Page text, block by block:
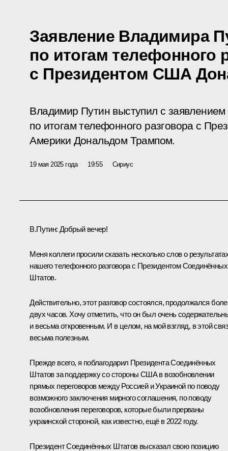
Заявление Владимира
по итогам телефонного
с Президентом США
Владимир Путин выступил с
по итогам телефонного разговора с
Америки Дональдом Трампом.
19 мая 2025 года 19:55 Сириус
В.Путин: Добрый вечер!
Меня коллеги просили сказать несколько слов о
нашего телефонного разговора с Президентом Соединённых
Штатов.
Действительно, этот разговор состоялся, продолжался
двух часов. Хочу отметить, что он был очень
и весьма откровенным. И в целом, на мой взгляд, в этой
весьма полезным.
Прежде всего, я поблагодарил Президента Соединённых
Штатов за поддержку со стороны США в возобновлении
прямых переговоров между Россией и Украиной по поводу
возможного заключения мирного соглашения, по поводу
возобновления переговоров, которые были прерваны
украинской стороной, как известно, ещё в 2022 году.
Президент Соединённых Штатов высказал свою позицию